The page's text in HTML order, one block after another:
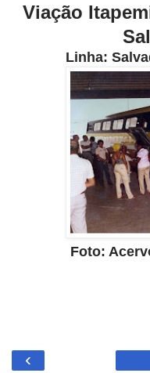
Viação
Linha:
Foto:
‹